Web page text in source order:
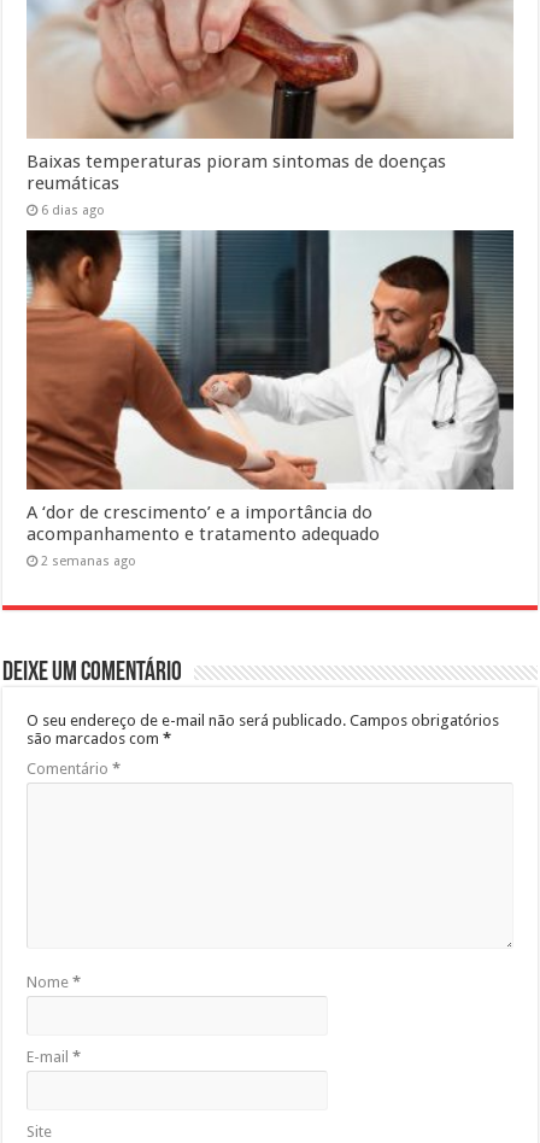
Baixas temperaturas pioram sintomas de doenças
reumáticas
6 dias ago
A ‘dor de crescimento’ e a importância do
acompanhamento e tratamento adequado
2 semanas ago
Deixe um comentário
O seu endereço de e-mail não será publicado. Campos obrigatórios
são marcados com*
Comentário*
Nome*
E-mail*
Site